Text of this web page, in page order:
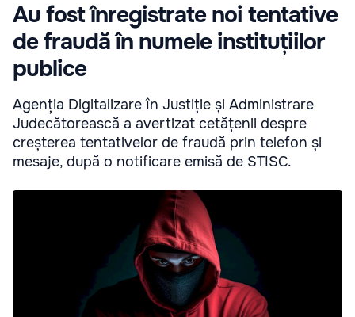
Au fost înregistrate noi tentative
de fraudă în numele instituțiilor
publice
Agenția Digitalizare în Justiție și Administrare
Judecătorească a avertizat cetățenii despre
creșterea tentativelor de fraudă prin telefon și
mesaje, după o notificare emisă de STISC.